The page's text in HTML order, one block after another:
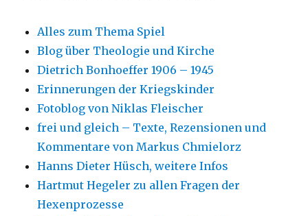
Alles zum Thema Spiel
Blog über Theologie und Kirche
Dietrich Bonhoeffer 1906 – 1945
Erinnerungen der Kriegskinder
Fotoblog von Niklas Fleischer
frei und gleich – Texte, Rezensionen und
Kommentare von Markus Chmielorz
Hanns Dieter Hüsch, weitere Infos
Hartmut Hegeler zu allen Fragen der
Hexenprozesse